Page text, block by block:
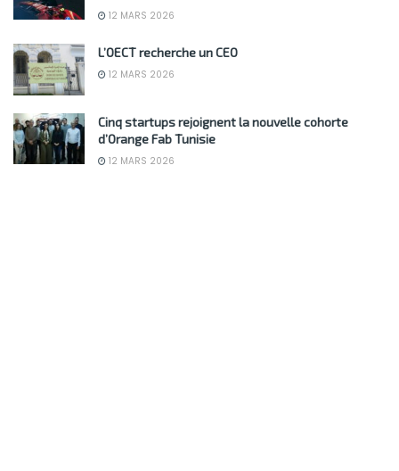
12 MARS 2026
L’OECT recherche un CEO
12 MARS 2026
Cinq startups rejoignent la nouvelle cohorte
d’Orange Fab Tunisie
12 MARS 2026